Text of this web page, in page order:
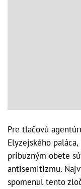
Pre tlačovú
Elyzejského
príbuzným obete
antisemitizmu.
spomenul tento